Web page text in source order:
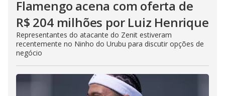
Flamengo acena com oferta de
R$ 204 milhões por Luiz Henrique
Representantes do atacante do Zenit estiveram
recentemente no Ninho do Urubu para discutir opções de
negócio